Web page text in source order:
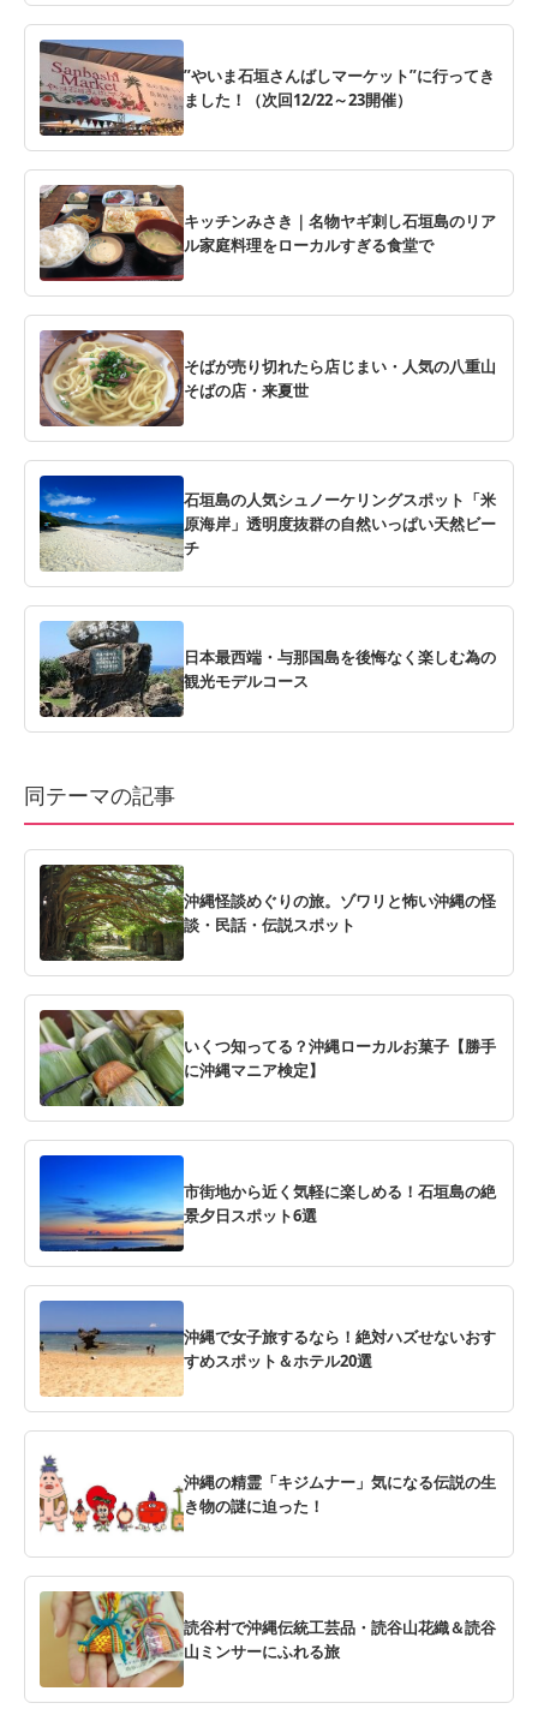
”やいま石垣さんばしマーケット”に行ってき
ました！（次回12/22～23開催）
キッチンみさき｜名物ヤギ刺し石垣島のリア
ル家庭料理をローカルすぎる食堂で
そばが売り切れたら店じまい・人気の八重山
そばの店・来夏世
石垣島の人気シュノーケリングスポット「米
原海岸」透明度抜群の自然いっぱい天然ビー
チ
日本最西端・与那国島を後悔なく楽しむ為の
観光モデルコース
同テーマの記事
沖縄怪談めぐりの旅。ゾワリと怖い沖縄の怪
談・民話・伝説スポット
いくつ知ってる？沖縄ローカルお菓子【勝手
に沖縄マニア検定】
市街地から近く気軽に楽しめる！石垣島の絶
景夕日スポット6選
沖縄で女子旅するなら！絶対ハズせないおす
すめスポット＆ホテル20選
沖縄の精霊「キジムナー」気になる伝説の生
き物の謎に迫った！
読谷村で沖縄伝統工芸品・読谷山花織＆読谷
山ミンサーにふれる旅